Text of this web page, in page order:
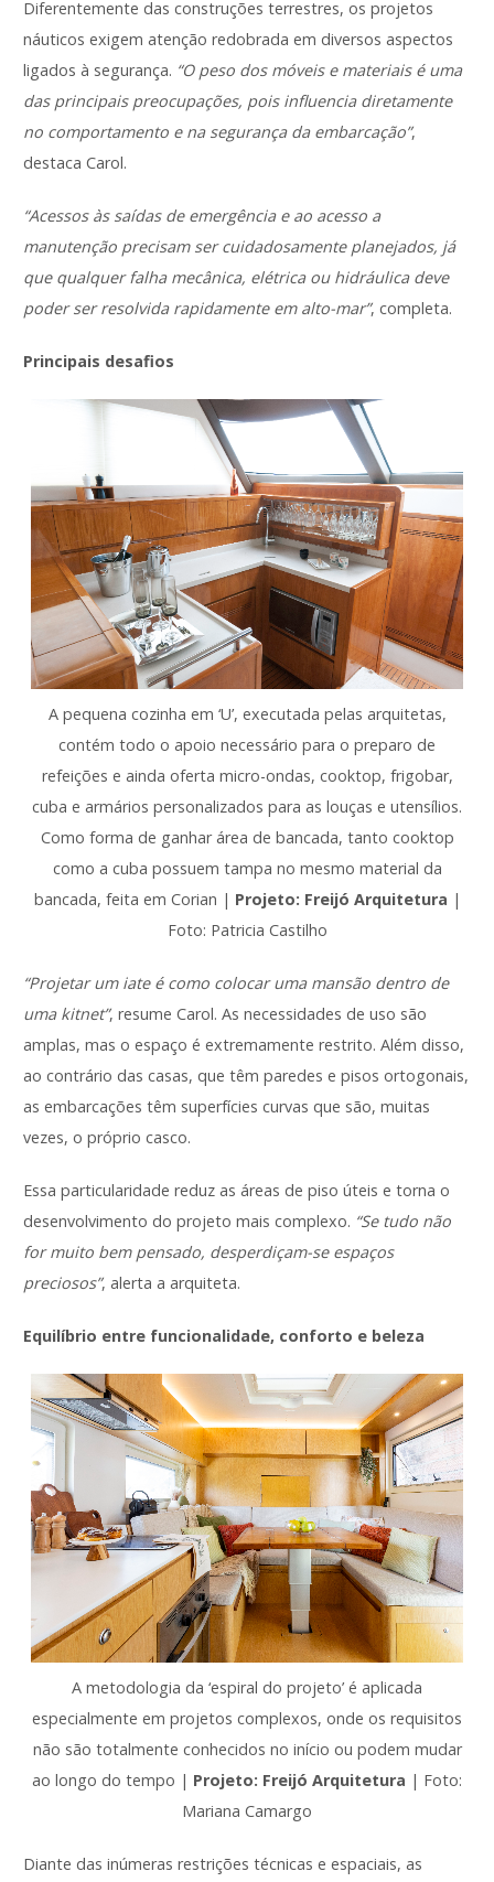
Diferentemente das construções terrestres, os projetos
náuticos exigem atenção redobrada em diversos aspectos
ligados à segurança. “O peso dos móveis e materiais é uma
das principais preocupações, pois influencia diretamente
no comportamento e na segurança da embarcação”,
destaca Carol.
“Acessos às saídas de emergência e ao acesso a
manutenção precisam ser cuidadosamente planejados, já
que qualquer falha mecânica, elétrica ou hidráulica deve
poder ser resolvida rapidamente em alto-mar”, completa.
Principais desafios
A pequena cozinha em ‘U’, executada pelas arquitetas,
contém todo o apoio necessário para o preparo de
refeições e ainda oferta micro-ondas, cooktop, frigobar,
cuba e armários personalizados para as louças e utensílios.
Como forma de ganhar área de bancada, tanto cooktop
como a cuba possuem tampa no mesmo material da
bancada, feita em Corian | Projeto: Freijó Arquitetura |
Foto: Patricia Castilho
“Projetar um iate é como colocar uma mansão dentro de
uma kitnet”, resume Carol. As necessidades de uso são
amplas, mas o espaço é extremamente restrito. Além disso,
ao contrário das casas, que têm paredes e pisos ortogonais,
as embarcações têm superfícies curvas que são, muitas
vezes, o próprio casco.
Essa particularidade reduz as áreas de piso úteis e torna o
desenvolvimento do projeto mais complexo. “Se tudo não
for muito bem pensado, desperdiçam-se espaços
preciosos”, alerta a arquiteta.
Equilíbrio entre funcionalidade, conforto e beleza
A metodologia da ‘espiral do projeto’ é aplicada
especialmente em projetos complexos, onde os requisitos
não são totalmente conhecidos no início ou podem mudar
ao longo do tempo | Projeto: Freijó Arquitetura | Foto:
Mariana Camargo
Diante das inúmeras restrições técnicas e espaciais, as